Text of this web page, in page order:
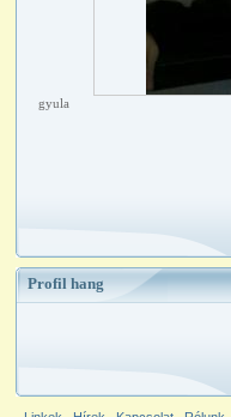
gyula
Profil hang